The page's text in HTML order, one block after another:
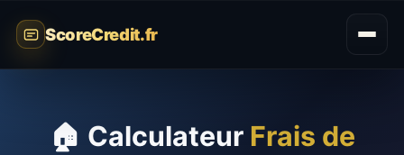
ScoreCredit.fr
🏠 Calculateur Frais de